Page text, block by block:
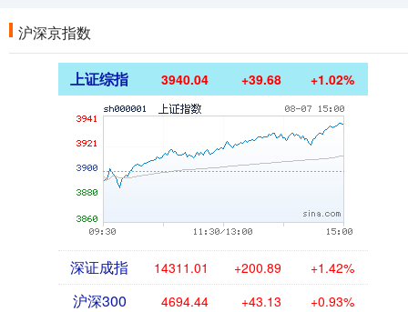
沪深京指数
上证综指 3940.04 +39.68 +1.02%
深证成指 14311.01 +200.89 +1.42%
沪深300 4694.44 +43.13 +0.93%